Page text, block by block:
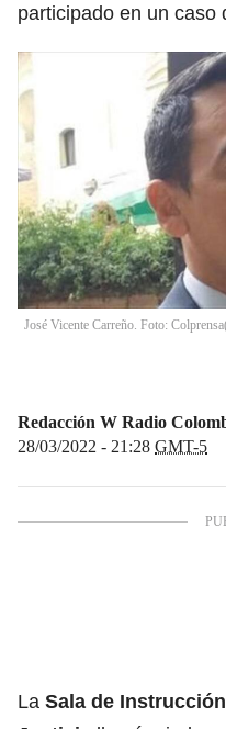
participado en un caso
José Vicente Carreño. Foto: Colprensa
Redacción W Radio
28/03/2022 - 21:28 GMT-5
La Sala de